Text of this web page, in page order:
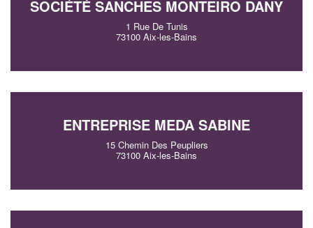
SOCIÉTÉ SANCHES MONTEIRO DANY
1 Rue De Tunis
73100 Aix-les-Bains
ENTREPRISE MEDA SABINE
15 Chemin Des Peupliers
73100 Aix-les-Bains